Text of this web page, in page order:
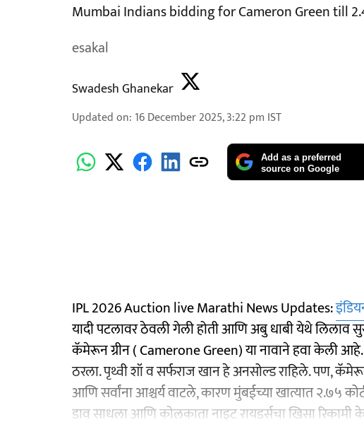
Mumbai Indians bidding for Cameron Green till
esakal
Swadesh Ghanekar
Updated on: 16 December 2025, 3:22 pm IST
Add as a preferred
source on Google
IPL 2026 Auction live Marathi News Updates:
यादी पटलावर ठेवली गेली होती आणि अबु धाबी येथे लिलाव
कॅमेरून ग्रीन ( Camerone Green) या नावाने हवा केली आहे.
ठरला. पृथ्वी शॉ व सर्फराज खान हे अनसोल्ड राहिले. पण,
आणि सर्वांना आश्चर्य वाटले, कारण मुंबईच्या खात्यात २.७५
डाव साधला आणि कोलकाता नाइट रायडर्सचा खिसा रिकामी